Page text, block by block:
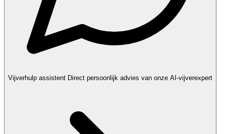
Vijverhulp assistent Direct persoonlijk advies van onze AI-vijverexpert